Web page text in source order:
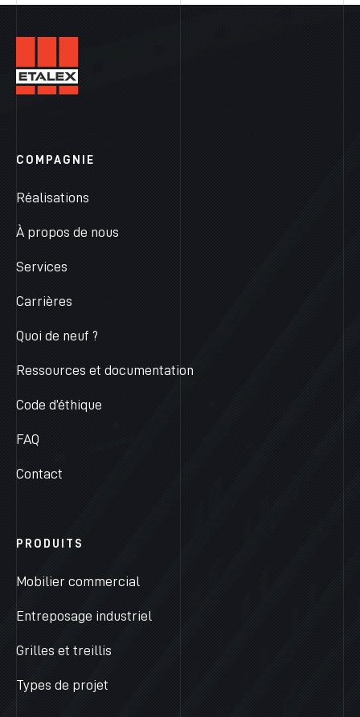
COMPAGNIE
Réalisations
À propos de nous
Services
Carrières
Quoi de neuf ?
Ressources et documentation
Code d’éthique
FAQ
Contact
PRODUITS
Mobilier commercial
Entreposage industriel
Grilles et treillis
Types de projet